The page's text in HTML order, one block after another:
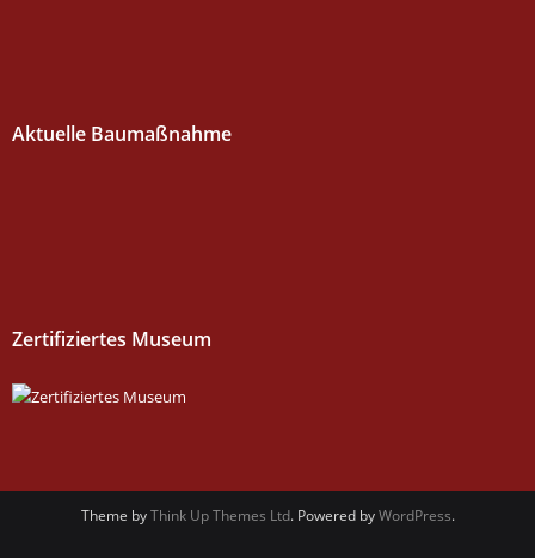
Aktuelle Baumaßnahme
Zertifiziertes Museum
Theme byThink Up Themes Ltd. Powered byWordPress.